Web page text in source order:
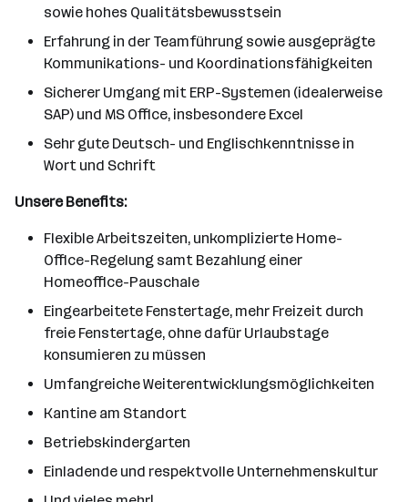
sowie hohes Qualitätsbewusstsein
Erfahrung in der Teamführung sowie ausgeprägte
Kommunikations- und Koordinationsfähigkeiten
Sicherer Umgang mit ERP-Systemen (idealerweise
SAP) und MS Office, insbesondere Excel
Sehr gute Deutsch- und Englischkenntnisse in
Wort und Schrift
Unsere Benefits:
Flexible Arbeitszeiten, unkomplizierte Home-
Office-Regelung samt Bezahlung einer
Homeoffice-Pauschale
Eingearbeitete Fenstertage, mehr Freizeit durch
freie Fenstertage, ohne dafür Urlaubstage
konsumieren zu müssen
Umfangreiche Weiterentwicklungsmöglichkeiten
Kantine am Standort
Betriebskindergarten
Einladende und respektvolle Unternehmenskultur